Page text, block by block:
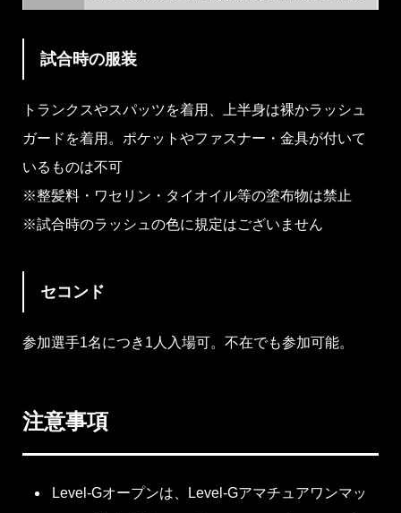
試合時の服装
トランクスやスパッツを着用、上半身は裸かラッシュ
ガードを着用。ポケットやファスナー・金具が付いて
いるものは不可
※整髪料・ワセリン・タイオイル等の塗布物は禁止
※試合時のラッシュの色に規定はございません
セコンド
参加選手1名につき1人入場可。不在でも参加可能。
注意事項
Level-Gオープンは、Level-Gアマチュアワンマッ